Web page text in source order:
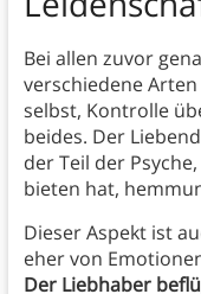
Bei allen zuvor
verschiedene
selbst, Kontrolle
beides. Der
der Teil der
bieten hat,
Dieser Aspekt ist
eher von
Der Liebhaber